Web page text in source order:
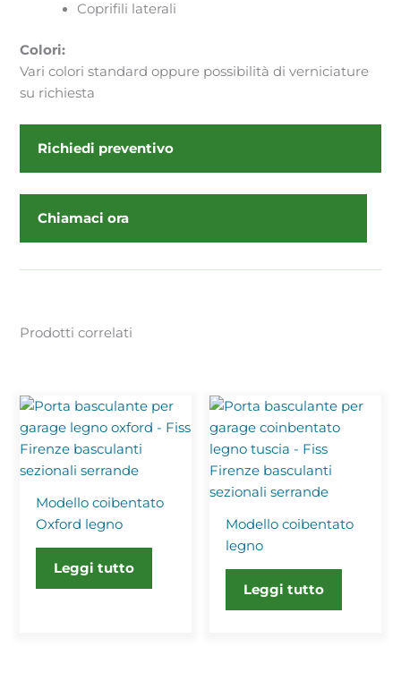
Coprifili laterali
Colori:
Vari colori standard oppure possibilità di verniciature
su richiesta
Richiedi preventivo
Chiamaci ora
Prodotti correlati
Modello coibentato
Oxford legno
Leggi tutto
Modello coibentato
legno
Leggi tutto